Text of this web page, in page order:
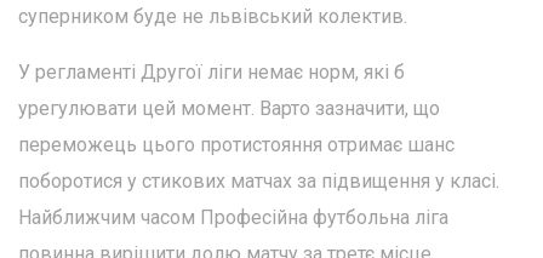
суперником буде не львівський колектив.
У регламенті Другої ліги немає норм, які б
урегулювати цей момент. Варто зазначити, що
переможець цього протистояння отримає шанс
поборотися у стикових матчах за підвищення у класі.
Найближчим часом Професійна футбольна ліга